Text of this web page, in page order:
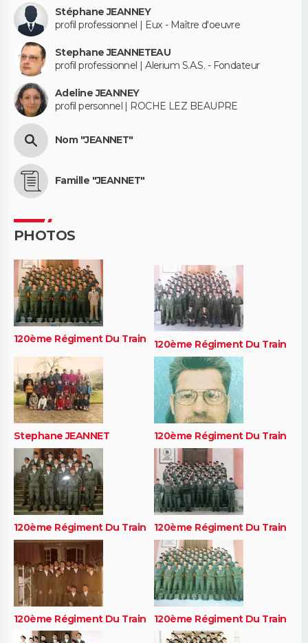
Stéphane JEANNEY
profil professionnel | Eux - Maître d'oeuvre
Stephane JEANNETEAU
profil professionnel | Alerium S.A.S. - Fondateur
Adeline JEANNEY
profil personnel | ROCHE LEZ BEAUPRE
Nom "JEANNET"
Famille "JEANNET"
PHOTOS
120ème Régiment Du Train 120ème Régiment Du Train
Stephane JEANNET 120ème Régiment Du Train
120ème Régiment Du Train 120ème Régiment Du Train
120ème Régiment Du Train 120ème Régiment Du Train